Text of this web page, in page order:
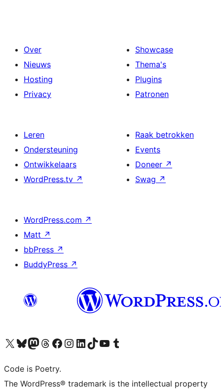
Over
Nieuws
Hosting
Privacy
Showcase
Thema's
Plugins
Patronen
Leren
Ondersteuning
Ontwikkelaars
WordPress.tv ↗
Raak betrokken
Events
Doneer ↗
Swag ↗
WordPress.com ↗
Matt ↗
bbPress ↗
BuddyPress ↗
Bezoek ons X (voorheen Twitter) account
Bezoek onze Bluesky account
Bezoek ons Mastodon account
Bezoek onze Threads account
Onze Facebookpagina bezoeken
Bezoek onze Instagram account
Bezoek onze LinkedIn account
Bezoek onze TikTok account
Bezoek ons YouTube kanaalBezoek onze Tumblr account
Code is Poetry.
The WordPress® trademark is the intellectual property